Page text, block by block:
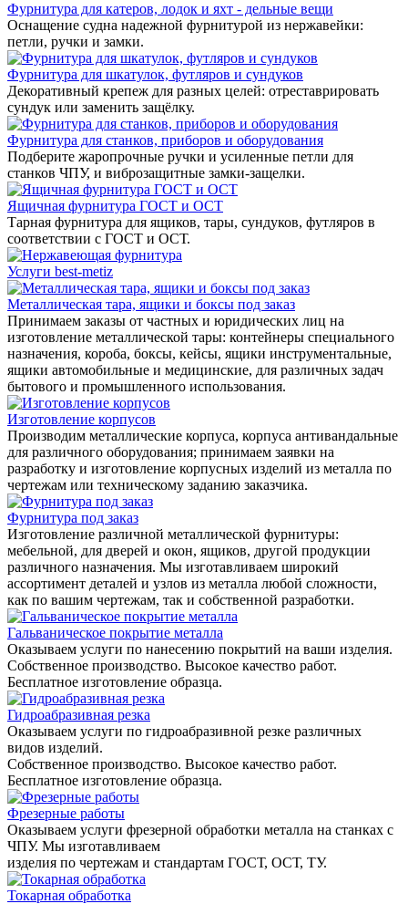
Фурнитура для катеров, лодок и яхт - дельные вещи
Оснащение судна надежной фурнитурой из нержавейки:
петли, ручки и замки.
Фурнитура для шкатулок, футляров и сундуков
Декоративный крепеж для разных целей: отреставрировать
сундук или заменить защёлку.
Фурнитура для станков, приборов и оборудования
Подберите жаропрочные ручки и усиленные петли для
станков ЧПУ, и виброзащитные замки-защелки.
Ящичная фурнитура ГОСТ и ОСТ
Тарная фурнитура для ящиков, тары, сундуков, футляров в
соответствии с ГОСТ и ОСТ.
Услуги best-metiz
Металлическая тара, ящики и боксы под заказ
Принимаем заказы от частных и юридических лиц на
изготовление металлической тары: контейнеры специального
назначения, короба, боксы, кейсы, ящики инструментальные,
ящики автомобильные и медицинские, для различных задач
бытового и промышленного использования.
Изготовление корпусов
Производим металлические корпуса, корпуса антивандальные
для различного оборудования; принимаем заявки на
разработку и изготовление корпусных изделий из металла по
чертежам или техническому заданию заказчика.
Фурнитура под заказ
Изготовление различной металлической фурнитуры:
мебельной, для дверей и окон, ящиков, другой продукции
различного назначения. Мы изготавливаем широкий
ассортимент деталей и узлов из металла любой сложности,
как по вашим чертежам, так и собственной разработки.
Гальваническое покрытие металла
Оказываем услуги по нанесению покрытий на ваши изделия.
Собственное производство. Высокое качество работ.
Бесплатное изготовление образца.
Гидроабразивная резка
Оказываем услуги по гидроабразивной резке различных
видов изделий.
Собственное производство. Высокое качество работ.
Бесплатное изготовление образца.
Фрезерные работы
Оказываем услуги фрезерной обработки металла на станках с
ЧПУ. Мы изготавливаем
изделия по чертежам и стандартам ГОСТ, ОСТ, ТУ.
Токарная обработка